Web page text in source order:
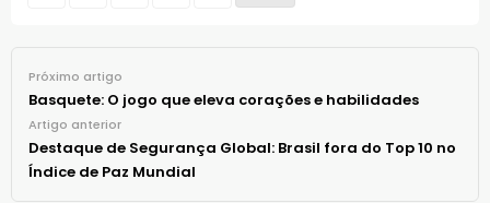
Próximo artigo
Basquete: O jogo que eleva corações e habilidades
Artigo anterior
Destaque de Segurança Global: Brasil fora do Top 10 no
Índice de Paz Mundial